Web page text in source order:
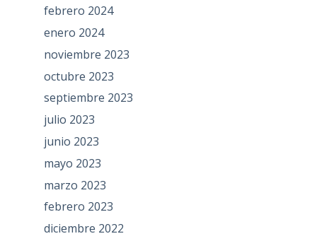
febrero 2024
enero 2024
noviembre 2023
octubre 2023
septiembre 2023
julio 2023
junio 2023
mayo 2023
marzo 2023
febrero 2023
diciembre 2022